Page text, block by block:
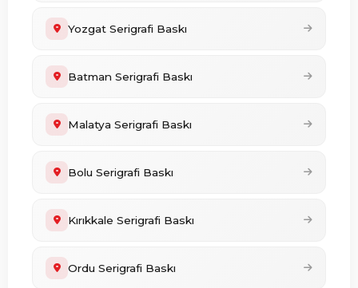
Yozgat Serigrafi Baskı
Batman Serigrafi Baskı
Malatya Serigrafi Baskı
Bolu Serigrafi Baskı
Kırıkkale Serigrafi Baskı
Ordu Serigrafi Baskı